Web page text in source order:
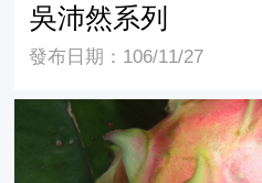
吳沛然系列
發布日期：106/11/27
石火泉種